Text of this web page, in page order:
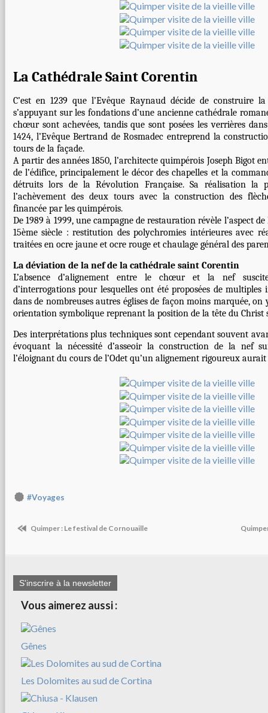
La Cathédrale Saint Corentin
C’est en 1239 que l’Evêque Raynaud décide de construire
s’appuyant sur les fondations d’une ancienne cathédrale
chœur sont achevées, tandis que sont posées les verrières
1424, l’Evêque Bertrand de Rosmadec entreprend la
tours de la façade.
A partir des années 1850, l’architecte quimpérois Joseph Bigot
de l’édifice, principalement le décor des chapelles et la
détruits lors de la Révolution Française. Sa réalisation la
l’achèvement des deux tours avec la construction des
financée par les quimpérois.
De 1989 à 1999, une campagne de restauration révèle l’aspect
15ème siècle : restitution des polychromies intérieures avec
traitées en ocre jaune et ocre rouge et chaulage général des
La déviation de la nef de la cathédrale saint Corentin
L’absence d’alignement entre le chœur et la nef
d’interrogations pour lesquelles ont été proposées de multiples
dans de nombreuses autres églises de façon moins marquée,
orientation symbolique reprenant la position de la tête du Christ
Des interprétations plus techniques sont cependant souvent
évoquant la nécessité d’asseoir la construction de la nef
l’éloignant du cours de l’Odet qu’un alignement rigoureux
#Voyages
Quimper : Le festival de Cornouaille
S'inscrire à la newsletter
Vous aimerez aussi :
Gênes
Les Dolomites au sud de Cortina